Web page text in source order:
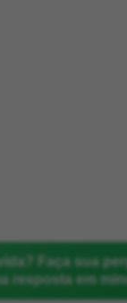
Faça sua
resposta em